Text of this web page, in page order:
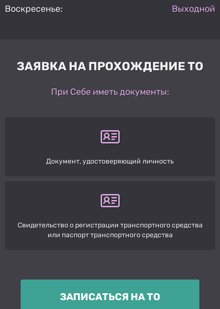
Воскресенье:
Выходной
ЗАЯВКА НА ПРОХОЖДЕНИЕ ТО
При Себе иметь документы:
Документ, удостоверяющий личность
Свидетельство о регистрации транспортного средства
или паспорт транспортного средства
ЗАПИСАТЬСЯ НА ТО